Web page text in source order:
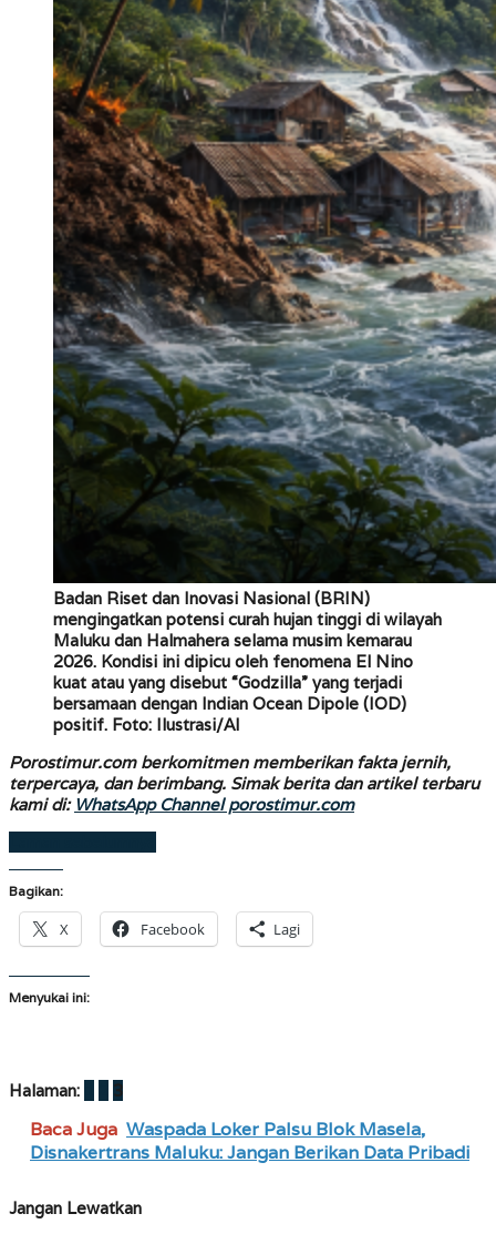
Badan Riset dan Inovasi Nasional (BRIN)
mengingatkan potensi curah hujan tinggi di wilayah
Maluku dan Halmahera selama musim kemarau
2026. Kondisi ini dipicu oleh fenomena El Nino
kuat atau yang disebut “Godzilla” yang terjadi
bersamaan dengan Indian Ocean Dipole (IOD)
positif. Foto: Ilustrasi/AI
Porostimur.com berkomitmen memberikan fakta jernih,
terpercaya, dan berimbang. Simak berita dan artikel terbaru
kami di: WhatsApp Channel porostimur.com
Bagikan:
X Facebook Lagi
Menyukai ini:
Halaman: 3
Baca Juga Waspada Loker Palsu Blok Masela,
Disnakertrans Maluku: Jangan Berikan Data Pribadi
Jangan Lewatkan